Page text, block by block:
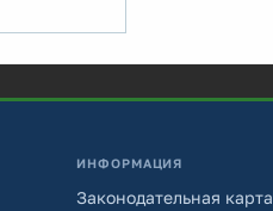
ИНФОРМАЦИЯ
Законодательная карта